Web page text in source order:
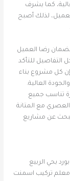
كما يشرف
لذلك أصبح
رضا العميل
التفاصيل للتأكد
كل مشروع بناء
العالية.
تناسب جميع
مع المتانة
يبحث عن مشاريع
بحي الربيع
معلم تركيب اسمنت